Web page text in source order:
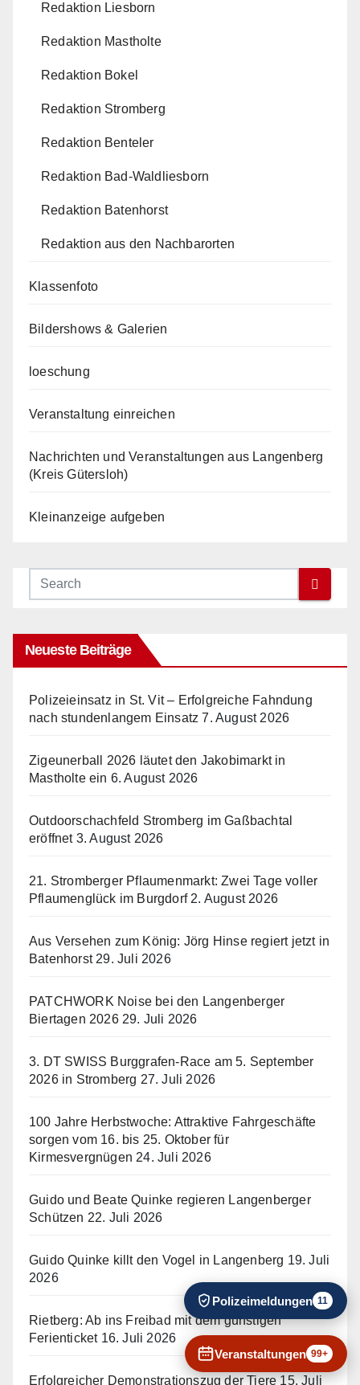
Redaktion Liesborn
Redaktion Mastholte
Redaktion Bokel
Redaktion Stromberg
Redaktion Benteler
Redaktion Bad-Waldliesborn
Redaktion Batenhorst
Redaktion aus den Nachbarorten
Klassenfoto
Bildershows & Galerien
loeschung
Veranstaltung einreichen
Nachrichten und Veranstaltungen aus Langenberg
(Kreis Gütersloh)
Kleinanzeige aufgeben
Neueste Beiträge
Polizeieinsatz in St. Vit – Erfolgreiche Fahndung
nach stundenlangem Einsatz 7. August 2026
Zigeunerball 2026 läutet den Jakobimarkt in
Mastholte ein 6. August 2026
Outdoorschachfeld Stromberg im Gaßbachtal
eröffnet 3. August 2026
21. Stromberger Pflaumenmarkt: Zwei Tage voller
Pflaumenglück im Burgdorf 2. August 2026
Aus Versehen zum König: Jörg Hinse regiert jetzt in
Batenhorst 29. Juli 2026
PATCHWORK Noise bei den Langenberger
Biertagen 2026 29. Juli 2026
3. DT SWISS Burggrafen-Race am 5. September
2026 in Stromberg 27. Juli 2026
100 Jahre Herbstwoche: Attraktive Fahrgeschäfte
sorgen vom 16. bis 25. Oktober für
Kirmesvergnügen 24. Juli 2026
Guido und Beate Quinke regieren Langenberger
Schützen 22. Juli 2026
Guido Quinke killt den Vogel in Langenberg 19. Juli
2026
Rietberg: Ab ins Freibad mit dem günstigen
Ferienticket 16. Juli 2026
Erfolgreicher Demonstrationszug der Tiere 15. Juli
Polizeimeldungen 11
Veranstaltungen 99+